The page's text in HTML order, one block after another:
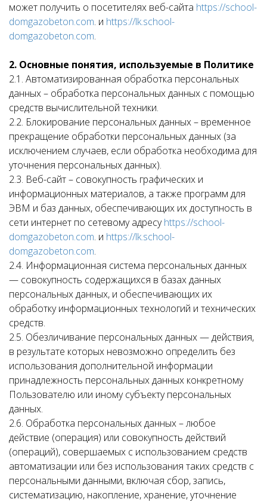
может получить о посетителях веб-сайта https://school-
domgazobeton.com. и https://lk.school-
domgazobeton.com.
2. Основные понятия, используемые в Политике
2.1. Автоматизированная обработка персональных
данных – обработка персональных данных с помощью
средств вычислительной техники.
2.2. Блокирование персональных данных – временное
прекращение обработки персональных данных (за
исключением случаев, если обработка необходима для
уточнения персональных данных).
2.3. Веб-сайт – совокупность графических и
информационных материалов, а также программ для
ЭВМ и баз данных, обеспечивающих их доступность в
сети интернет по сетевому адресуhttps://school-
domgazobeton.com. и https://lk.school-
domgazobeton.com.
2.4. Информационная система персональных данных
— совокупность содержащихся в базах данных
персональных данных, и обеспечивающих их
обработку информационных технологий и технических
средств.
2.5. Обезличивание персональных данных — действия,
в результате которых невозможно определить без
использования дополнительной информации
принадлежность персональных данных конкретному
Пользователю или иному субъекту персональных
данных.
2.6. Обработка персональных данных – любое
действие (операция) или совокупность действий
(операций), совершаемых с использованием средств
автоматизации или без использования таких средств с
персональными данными, включая сбор, запись,
систематизацию, накопление, хранение, уточнение